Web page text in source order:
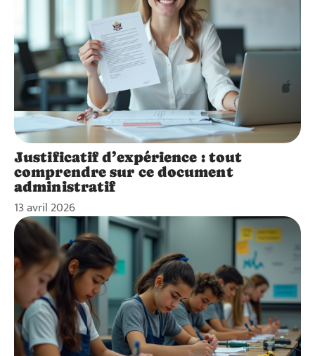
Justificatif d’expérience : tout
comprendre sur ce document
administratif
13 avril 2026